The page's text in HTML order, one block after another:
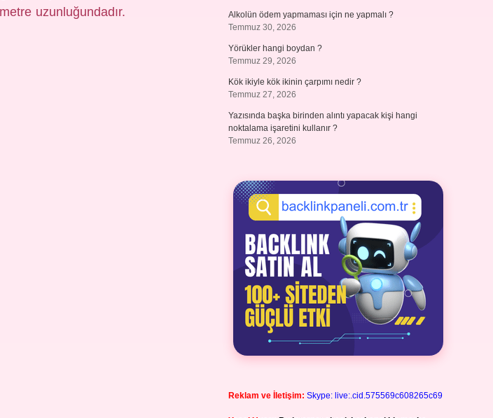
uzunluğundadır.
Alkolün ödem yapmaması için ne yapmalı ?
Temmuz 30, 2026
Yörükler hangi boydan ?
Temmuz 29, 2026
Kök ikiyle kök ikinin çarpımı nedir ?
Temmuz 27, 2026
Yazısında başka birinden alıntı yapacak kişi hangi
noktalama işaretini kullanır ?
Temmuz 26, 2026
Reklam ve İletişim: Skype: live:.cid.575569c608265c69